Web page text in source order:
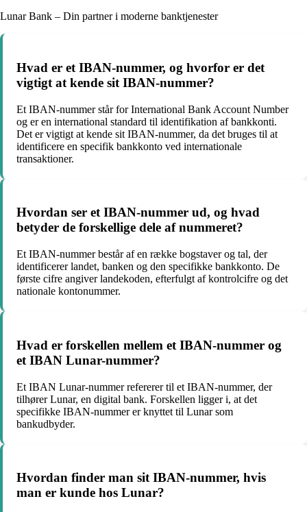
Lunar Bank – Din partner i moderne banktjenester
Hvad er et IBAN-nummer, og hvorfor er det
vigtigt at kende sit IBAN-nummer?
Et IBAN-nummer står for International Bank Account Number
og er en international standard til identifikation af bankkonti.
Det er vigtigt at kende sit IBAN-nummer, da det bruges til at
identificere en specifik bankkonto ved internationale
transaktioner.
Hvordan ser et IBAN-nummer ud, og hvad
betyder de forskellige dele af nummeret?
Et IBAN-nummer består af en række bogstaver og tal, der
identificerer landet, banken og den specifikke bankkonto. De
første cifre angiver landekoden, efterfulgt af kontrolcifre og det
nationale kontonummer.
Hvad er forskellen mellem et IBAN-nummer og
et IBAN Lunar-nummer?
Et IBAN Lunar-nummer refererer til et IBAN-nummer, der
tilhører Lunar, en digital bank. Forskellen ligger i, at det
specifikke IBAN-nummer er knyttet til Lunar som
bankudbyder.
Hvordan finder man sit IBAN-nummer, hvis
man er kunde hos Lunar?